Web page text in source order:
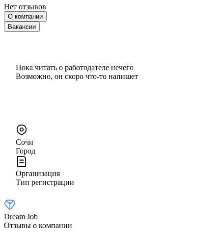
Нет отзывов
О компании
Вакансии
Пока читать о работодателе нечего
Возможно, он скоро что‑то напишет
Сочи
Город
Организация
Тип регистрации
Dream Job
Отзывы о компании